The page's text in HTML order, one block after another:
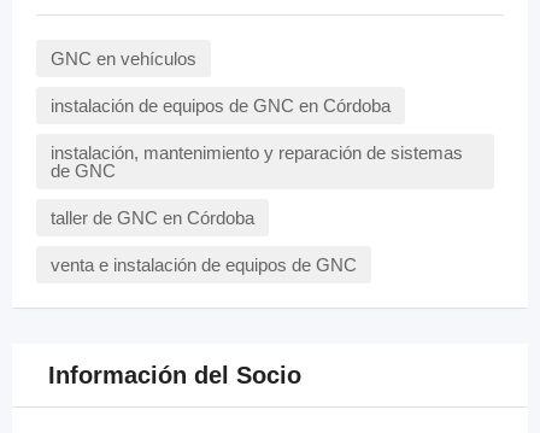
GNC en vehículos
instalación de equipos de GNC en Córdoba
instalación, mantenimiento y reparación de sistemas
de GNC
taller de GNC en Córdoba
venta e instalación de equipos de GNC
Información del Socio